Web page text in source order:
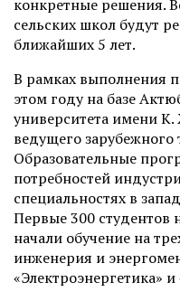
конкретные решения.
сельских школ будут
ближайших 5 лет.
В рамках выполнения
этом году на базе
университета имени
ведущего зарубежного
Образовательные
потребностей
специальностях в
Первые 300 студентов
начали обучение на
инженерия и
«Электроэнергетика»